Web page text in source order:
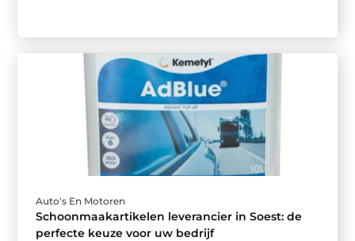
Auto's En Motoren
Schoonmaakartikelen leverancier in Soest: de
perfecte keuze voor uw bedrijf